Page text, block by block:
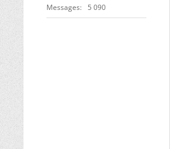
Messages 5 090